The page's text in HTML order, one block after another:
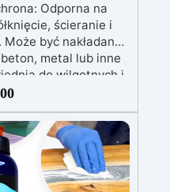
Odporna na
ścieranie i
być nakładana
metal lub inne
do wilgotnych i
miejsc: Specjalna
wymagających
Wszechstronne i
Dostępna w
z wykończeniem w
jednej warstwie.